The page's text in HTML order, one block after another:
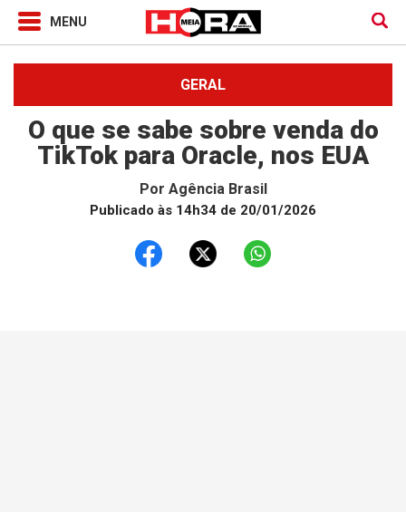
GERAL
O que se sabe sobre venda do
TikTok para Oracle, nos EUA
Por Agência Brasil
Publicado às 14h34 de 20/01/2026